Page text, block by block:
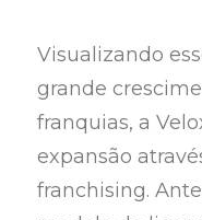
Visualizando
grande
franquias, a
expansão
franchising.